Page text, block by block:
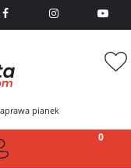
  
pianek